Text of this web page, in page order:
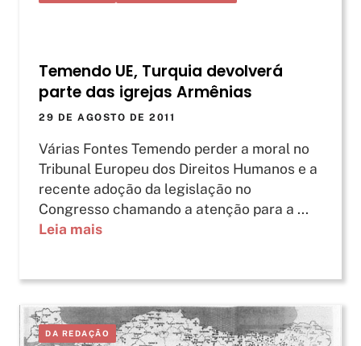
Temendo UE, Turquia devolverá
parte das igrejas Armênias
29 DE AGOSTO DE 2011
Várias Fontes Temendo perder a moral no
Tribunal Europeu dos Direitos Humanos e a
recente adoção da legislação no
Congresso chamando a atenção para a ...
Leia mais
DA REDAÇÃO